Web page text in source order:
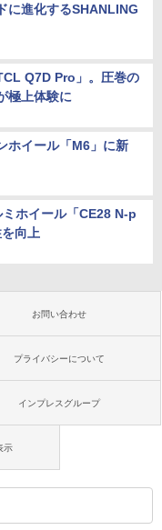
に進化するSHANLING
Q7D Pro」。圧巻の
極上体験に
ホイール「M6」に新
ホイール「CE28 N-p
向上
お問い合わせ
プライバシーについて
インプレスグループ
示